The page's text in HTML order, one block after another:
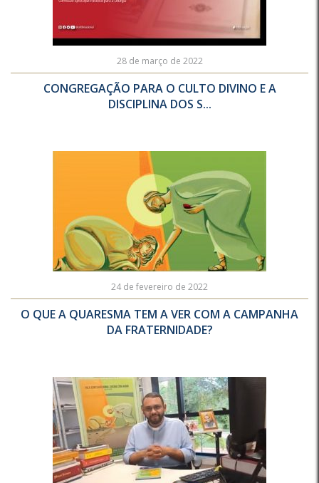
28 de março de 2022
CONGREGAÇÃO PARA O CULTO DIVINO E A
DISCIPLINA DOS S...
24 de fevereiro de 2022
O QUE A QUARESMA TEM A VER COM A CAMPANHA
DA FRATERNIDADE?